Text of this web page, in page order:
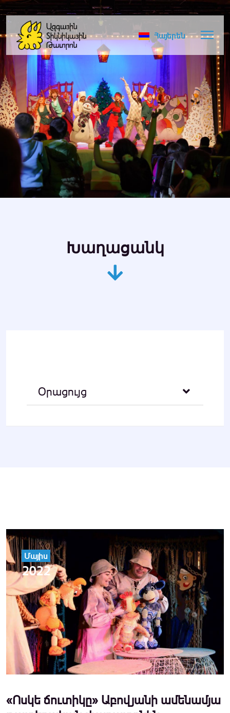
Հայերեն
Խաղացանկ
Մայիս
2022
«Ոսկե ճուտիկը» Աբովյանի ամենամյա